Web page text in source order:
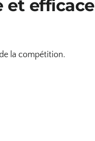
et efficace
la compétition.